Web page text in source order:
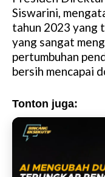
Siswarini,
tahun 2023 yang
yang sangat
pertumbuhan
bersih mencapai
Tonton juga: